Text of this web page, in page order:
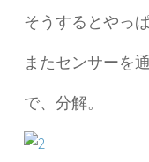
そうするとやっ
またセンサーを
で、分解。